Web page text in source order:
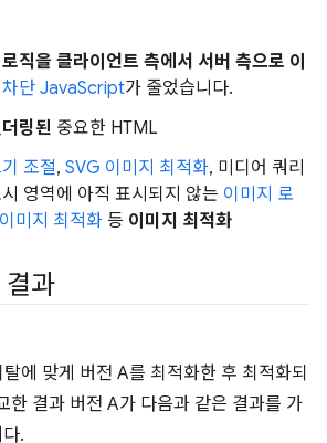
직을 클라이언트 측에서 서버 측으로 이
차단 JavaScript가 줄었습니다.
링된 중요한 HTML
조절, SVG 이미지 최적화, 미디어 쿼리
영역에 아직 표시되지 않는 이미지 로
미지 최적화 등 이미지 최적화
결과
에 맞게 버전 A를 최적화한 후 최적화되
한 결과 버전 A가 다음과 같은 결과를 가
.